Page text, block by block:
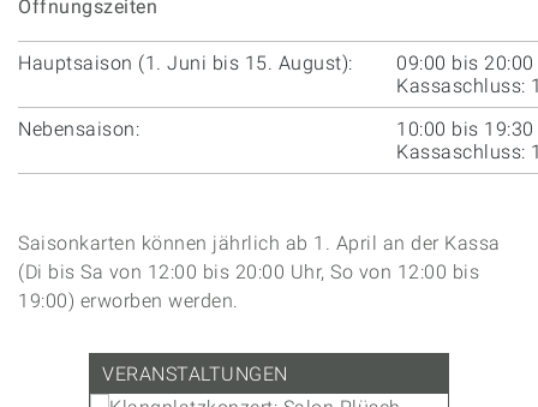
Öffnungszeiten
Hauptsaison (1. Juni bis 15. August):
09:00 bis 20:00
Kassaschluss:
Nebensaison:
10:00 bis 19:30
Kassaschluss:
Saisonkarten können jährlich ab 1. April an der Kassa
(Di bis Sa von 12:00 bis 20:00 Uhr, So von 12:00 bis
19:00) erworben werden.
VERANSTALTUNGEN